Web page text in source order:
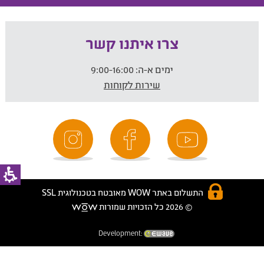
צרו איתנו קשר
ימים א-ה:
שירות לקוחות
התשלום באתר WOW מאובטח בטכנולוגית SSL
© 2026 כל הזכויות שמורות
Development: